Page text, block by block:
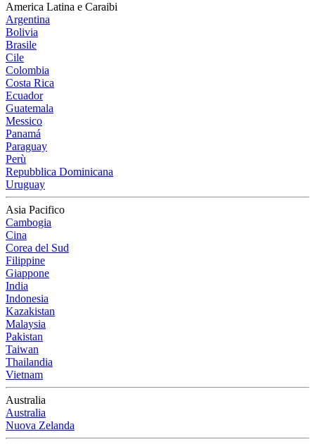
America Latina e Caraibi
Argentina
Bolivia
Brasile
Cile
Colombia
Costa Rica
Ecuador
Guatemala
Messico
Panamá
Paraguay
Perù
Repubblica Dominicana
Uruguay
Asia Pacifico
Cambogia
Cina
Corea del Sud
Filippine
Giappone
India
Indonesia
Kazakistan
Malaysia
Pakistan
Taiwan
Thailandia
Vietnam
Australia
Australia
Nuova Zelanda